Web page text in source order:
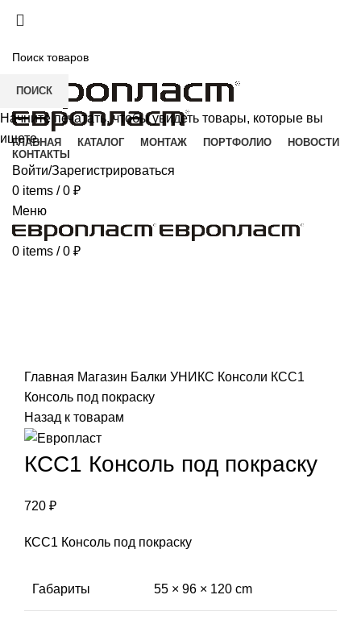
ГЛАВНАЯ КАТАЛОГ МОНТАЖ ПОРТФОЛИО
НОВОСТИ
КОНТАКТЫ
Войти/Зарегистрироваться
0 items / 0 ₽
Меню
0 items / 0 ₽
Главная Магазин Балки УНИКС Консоли КСС1
Консоль под покраску
Назад к товарам
КСС1 Консоль под покраску
720 ₽
КСС1 Консоль под покраску
Габариты 55 × 96 × 120 cm
ПОИСК
Начните печатать, чтобы увидеть товары, которые вы
ищете.